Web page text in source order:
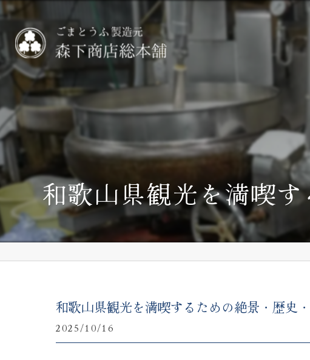
和歌山県観光を満喫
和歌山県観光を満喫するための絶景・歴史
2025/10/16